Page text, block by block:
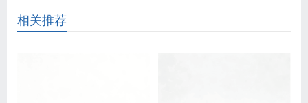
相关推荐